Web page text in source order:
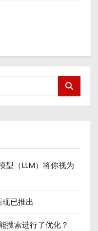
型（LLM）将你视为
已推出
搜索进行了优化？